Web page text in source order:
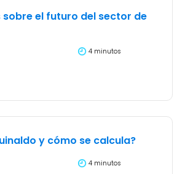
sobre el futuro del sector de
4 minutos
y cómo se calcula?
4 minutos